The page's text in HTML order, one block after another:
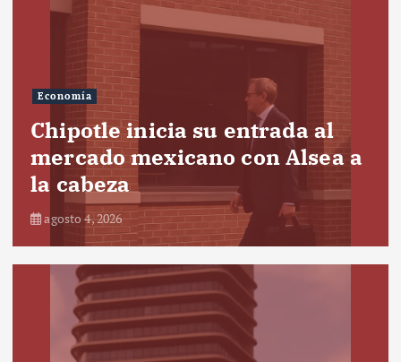
Economía
Chipotle inicia su entrada al
mercado mexicano con Alsea a
la cabeza
agosto 4, 2026